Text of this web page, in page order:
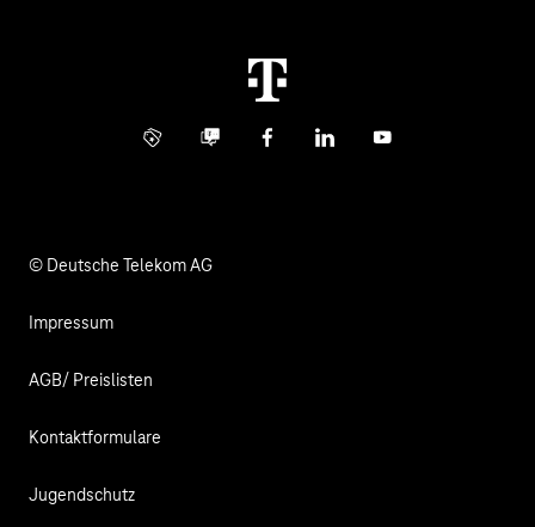
Info ServiceBusiness Community
FacebookLinkedInYouTube
© Deutsche Telekom AG
Impressum
AGB/ Preislisten
Kontaktformulare
Jugendschutz